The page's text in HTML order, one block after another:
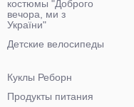
костюмы "Доброго
вечора, ми з
України"
Детские велосипеды
Куклы Реборн
Продукты питания